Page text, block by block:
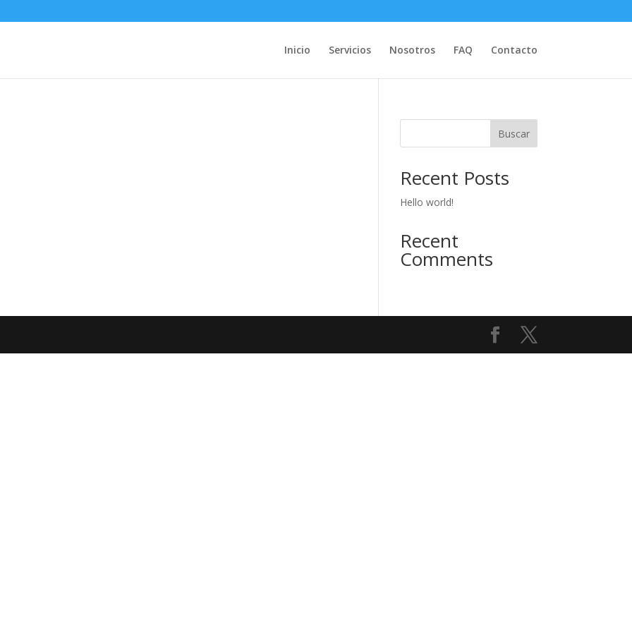
Inicio Servicios Nosotros FAQ Contacto
Buscar
Recent Posts
Hello world!
Recent
Comments